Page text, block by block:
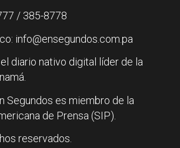
/ 385-8778
info@ensegundos.com.pa
diario nativo digital líder de la
Segundos es miembro de la
de Prensa (SIP).
reservados.